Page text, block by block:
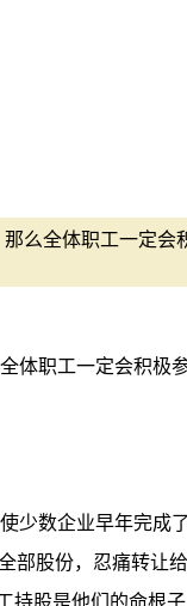
么全体职工一定
体职工一定会积极
少数企业早年完成
股份，忍痛转让